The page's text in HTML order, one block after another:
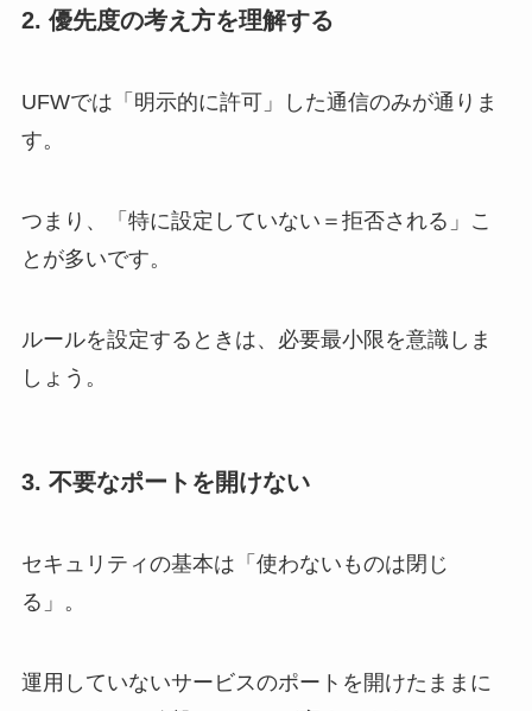
2. 優先度の考え方を理解する
UFWでは「明示的に許可」した通信のみが通りま
す。
つまり、「特に設定していない＝拒否される」こ
とが多いです。
ルールを設定するときは、必要最小限を意識しま
しょう。
3. 不要なポートを開けない
セキュリティの基本は「使わないものは閉じ
る」。
運用していないサービスのポートを開けたままに